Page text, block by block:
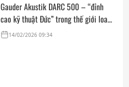
Gauder Akustik DARC 500 – “đỉnh
cao kỹ thuật Đức” trong thế giới loa
hi-end tham chiếu
14/02/2026 09:34